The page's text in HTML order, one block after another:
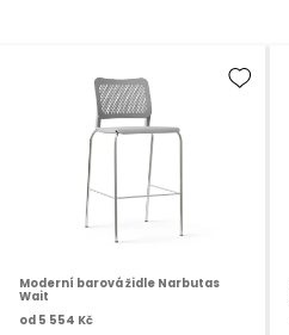
Moderní barová židle Narbutas
Wait
od 5 554 Kč